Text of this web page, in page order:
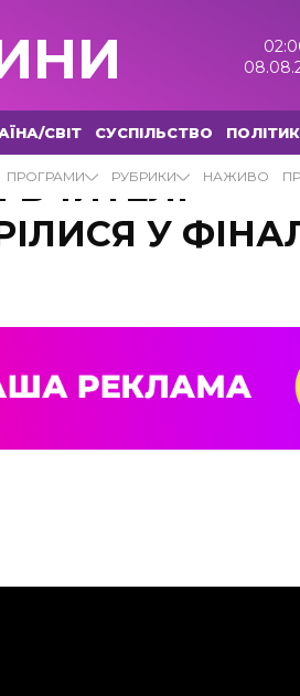
СВІТ СУСПІЛЬСТВО
ПРОГРАМИ РУБРИКИ НАЖИВО
ВЧИТЕЛІ
У